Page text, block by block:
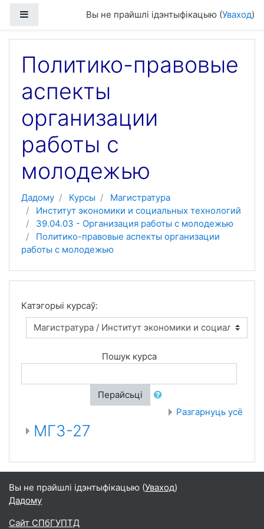
Бакавая панэльВы не прайшлі ідэнтыфікацыю (Уваход)
Политико-правовые
аспекты
организации
работы с
молодежью
Дадому Курсы
Магистратура
Институт экономики и социальных технологий
39.04.03 - Организация работы с молодежью
Политико-правовые аспекты организации
работы с молодежью
Катэгорыі курсаў:
Пошук курса
Перайсьці
Разгарнуць усё
МГЗ-27
Вы не прайшлі ідэнтыфікацыю (Уваход)
Дадому
Сайт СПбГУПТД